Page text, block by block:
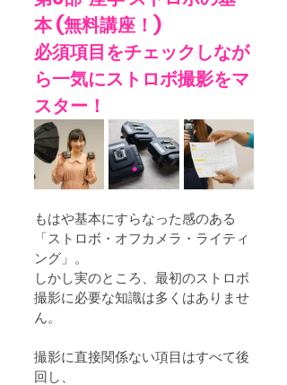
本 (無料講座！)
必須項目をチェックしなが
ら一気にストロボ撮影をマ
スター！
もはや基本にすらなった感のある
「ストロボ・オフカメラ・ライティ
ング」。
しかし実のところ、最初のストロボ
撮影に必要な知識は多くはありませ
ん。
撮影に直接関係ない項目はすべて後
回し、